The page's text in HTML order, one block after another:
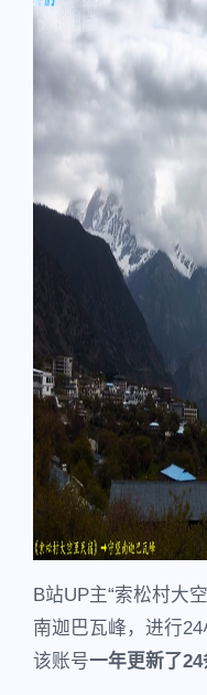
B站UP主“索松村大
南迦巴瓦峰，进行24
该账号一年更新了24